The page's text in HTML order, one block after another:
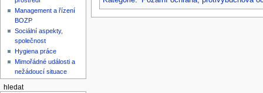
Management a řízení
BOZP
Sociální aspekty,
společnost
Hygiena práce
Mimořádné události a
nežádoucí situace
hledat